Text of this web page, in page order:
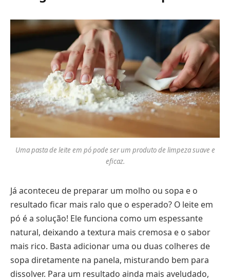
Uma pasta de leite em pó pode ser um produto de limpeza suave e
eficaz.
Já aconteceu de preparar um molho ou sopa e o
resultado ficar mais ralo que o esperado? O leite em
pó é a solução! Ele funciona como um espessante
natural, deixando a textura mais cremosa e o sabor
mais rico. Basta adicionar uma ou duas colheres de
sopa diretamente na panela, misturando bem para
dissolver. Para um resultado ainda mais aveludado,